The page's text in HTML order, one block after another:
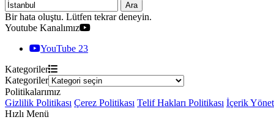
Ara
Bir hata oluştu. Lütfen tekrar deneyin.
Youtube Kanalımız
YouTube 23
Kategoriler
Kategoriler
Politikalarımız
Gizlilik Politikası Çerez Politikası Telif Hakları Politikası İçerik
Hızlı Menü